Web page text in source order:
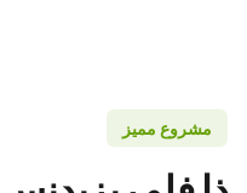
مشروع مميز